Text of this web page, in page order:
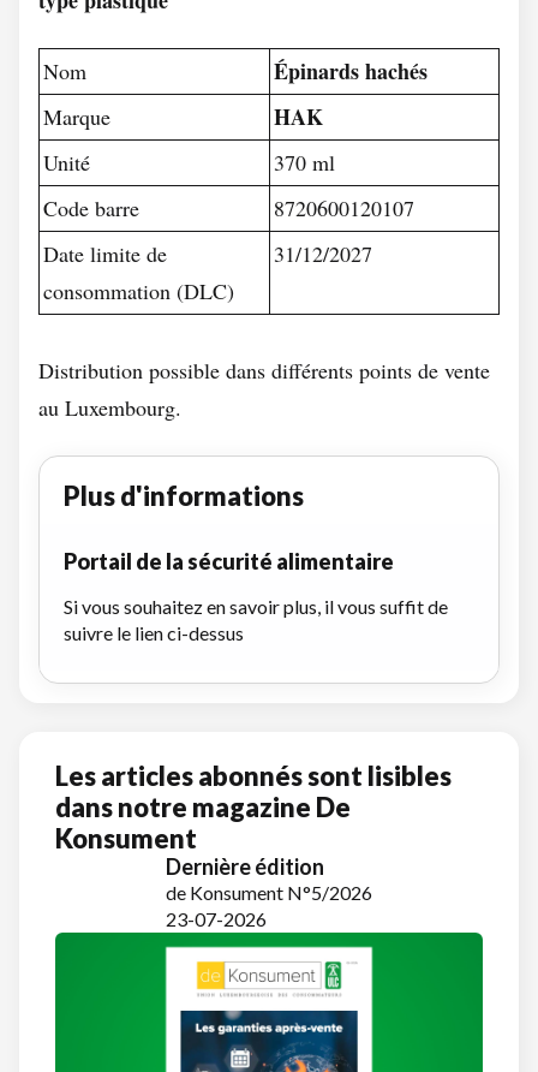
Nom Épinards hachés
Marque HAK
Unité
370 ml
Code barre
8720600120107
Date limite de
consommation (DLC)
31/12/2027
Distribution possible dans différents points de vente
au Luxembourg.
Plus d'informations
Portail de la sécurité alimentaire
Si vous souhaitez en savoir plus, il vous suffit de
suivre le lien ci-dessus
Les articles abonnés sont lisibles
dans notre magazine De
Konsument
Dernière édition
de Konsument N°5/2026
23-07-2026